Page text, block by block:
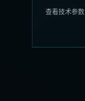
查看技术参数